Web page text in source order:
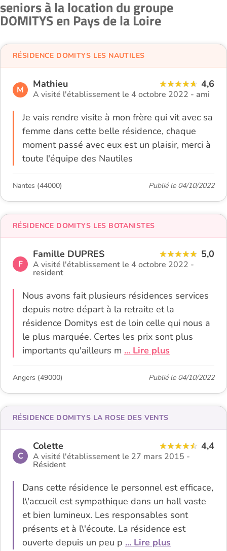
seniors à la location du groupe
DOMITYS en Pays de la Loire
M
Mathieu 4,6
A visité l'établissement le 4 octobre 2022 - ami
Je vais rendre visite à mon frère qui vit avec sa
femme dans cette belle résidence, chaque
moment passé avec eux est un plaisir, merci à
toute l'équipe des Nautiles
RÉSIDENCE DOMITYS LES NAUTILES
Nantes (44000) Publié le 04/10/2022
F
Famille DUPRES 5,0
A visité l'établissement le 4 octobre 2022 -
resident
Nous avons fait plusieurs résidences services
depuis notre départ à la retraite et la
résidence Domitys est de loin celle qui nous a
le plus marquée. Certes les prix sont plus
importants qu'ailleurs m ... Lire plus
RÉSIDENCE DOMITYS LES BOTANISTES
Angers (49000) Publié le 04/10/2022
C
Colette 4,4
A visité l'établissement le 27 mars 2015 -
Résident
Dans cette résidence le personnel est efficace,
l\'accueil est sympathique dans un hall vaste
et bien lumineux. Les responsables sont
présents et à l\'écoute. La résidence est
ouverte depuis un peu p ... Lire plus
RÉSIDENCE DOMITYS LA ROSE DES VENTS